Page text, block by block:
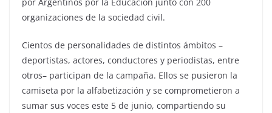
organizaciones de la sociedad civil.
Cientos de personalidades de distintos ámbitos –
deportistas, actores, conductores y periodistas, entre
otros– participan de la campaña. Ellos se pusieron la
camiseta por la alfabetización y se comprometieron a
sumar sus voces este 5 de junio, compartiendo su